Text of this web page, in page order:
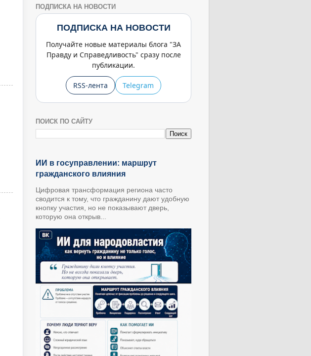
ПОДПИСКА НА НОВОСТИ
ПОДПИСКА НА НОВОСТИ
Получайте новые материалы блога "ЗА
Правду и Справедливость" сразу после
публикации.
RSS-лента Telegram
ПОИСК ПО САЙТУ
ИИ в госуправлении: маршрут
гражданского влияния
Цифровая трансформация региона часто
сводится к тому, что гражданину дают удобную
кнопку участия, но не показывают дверь,
которую она открыв...